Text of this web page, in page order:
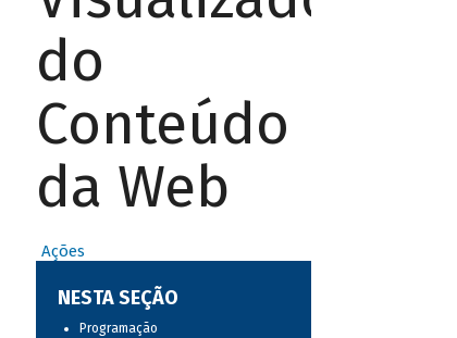
do
Conteúdo
da Web
Ações
NESTA SEÇÃO
Programação